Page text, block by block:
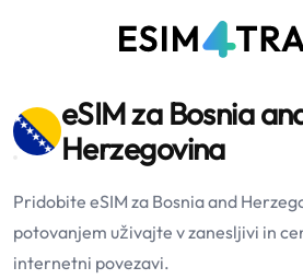
eSIM za Bosnia
Herzegovina
Pridobite eSIM za Bosnia and
potovanjem uživajte v zanesljivi in
internetni povezavi.